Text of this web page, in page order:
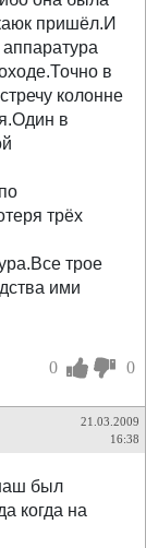
пришёл.И
в
колонне
в
трёх
трое
ими
0 0
21.03.2009
16:38
был
когда на